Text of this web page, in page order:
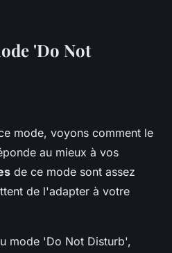
'Do Not
mode, voyons comment le
au mieux à vos
de ce mode sont assez
de l'adapter à votre
mode 'Do Not Disturb',